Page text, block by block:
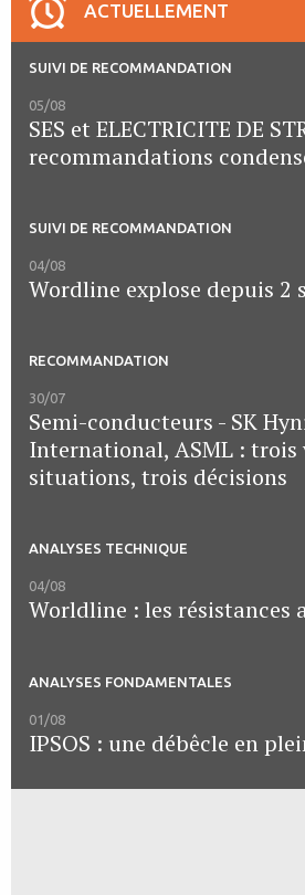
ACTUELLEMENT
SUIVI DE RECOMMANDATION
05/08
SES et ELECTRICITE DE
recommandations
SUIVI DE RECOMMANDATION
04/08
Wordline explose depuis 2
RECOMMANDATION
30/07
Semi-conducteurs - SK
International, ASML : trois
situations, trois décisions
ANALYSES TECHNIQUE
04/08
Worldline : les résistances
ANALYSES FONDAMENTALES
01/08
IPSOS : une débêcle en